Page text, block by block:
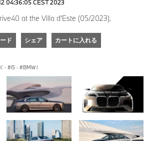
04:36:05 CEST 2023
at the Villa d'Este (05/2023).
ド シェア カートに入れる
· i5 · BMW i